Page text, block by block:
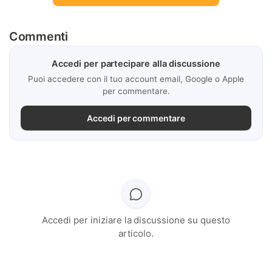
Commenti
Accedi per partecipare alla discussione
Puoi accedere con il tuo account email, Google o Apple
per commentare.
Accedi per commentare
Accedi per iniziare la discussione su questo
articolo.